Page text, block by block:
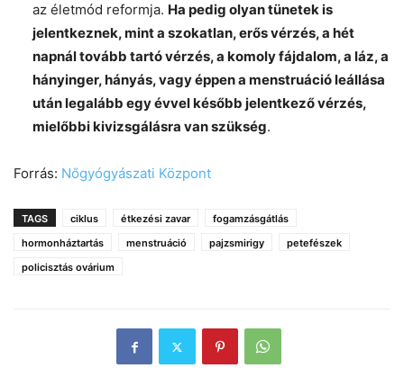
az életmód reformja. Ha pedig olyan tünetek is
jelentkeznek, mint a szokatlan, erős vérzés, a hét
napnál tovább tartó vérzés, a komoly fájdalom, a láz, a
hányinger, hányás, vagy éppen a menstruáció leállása
után legalább egy évvel később jelentkező vérzés,
mielőbbi kivizsgálásra van szükség.
Forrás: Nőgyógyászati Központ
TAGS ciklus étkezési zavar
fogamzásgátlás
hormonháztartás
menstruáció pajzsmirigy
petefészek
policisztás ovárium